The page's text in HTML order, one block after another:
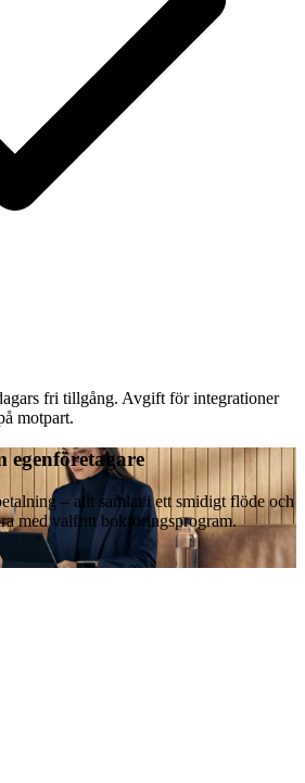
fri tillgång. Avgift för integrationer
motpart.
egenföretagare
– allt samlat i ett smidigt flöde och
med valfritt bokföringsprogram.